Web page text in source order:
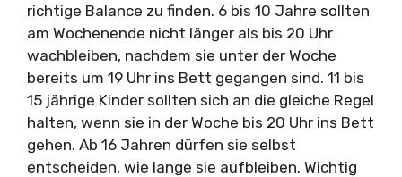
richtige Balance zu finden. 6 bis 10 Jahre sollten
am Wochenende nicht länger als bis 20 Uhr
wachbleiben, nachdem sie unter der Woche
bereits um 19 Uhr ins Bett gegangen sind. 11 bis
15 jährige Kinder sollten sich an die gleiche Regel
halten, wenn sie in der Woche bis 20 Uhr ins Bett
gehen. Ab 16 Jahren dürfen sie selbst
entscheiden, wie lange sie aufbleiben. Wichtig